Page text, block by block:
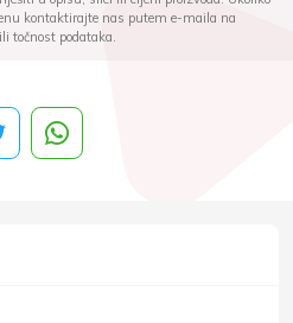
kontaktirajte nas putem e-maila na
točnost podataka.